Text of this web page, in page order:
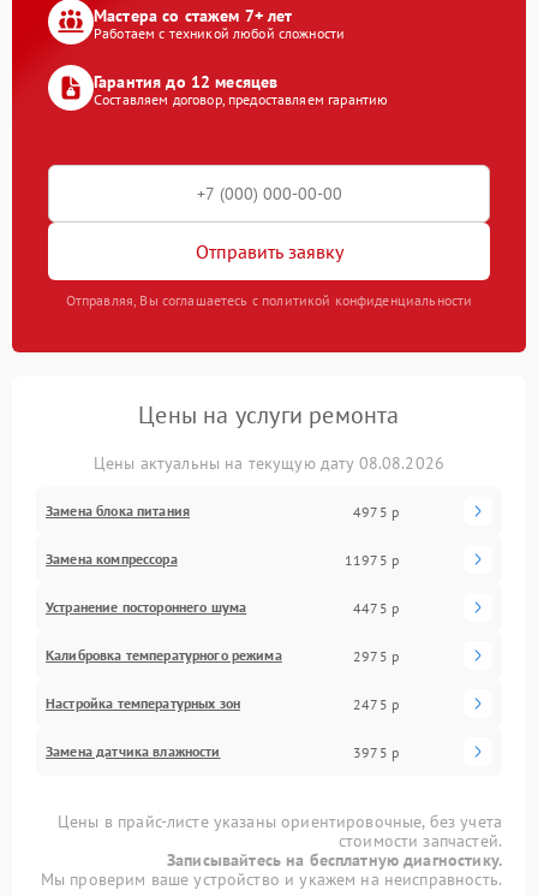
Мастера со стажем 7+ лет
Работаем с техникой любой сложности
Гарантия до 12 месяцев
Составляем договор, предоставляем гарантию
Отправить заявку
Отправляя, Вы соглашаетесь с политикой конфиденциальности
Цены на услуги ремонта
Цены актуальны на текущую дату 08.08.2026
Замена блока питания 4975 р
Замена компрессора 11975 р
Устранение постороннего шума 4475 р
Калибровка температурного режима 2975 р
Настройка температурных зон 2475 р
Замена датчика влажности 3975 р
Цены в прайс-листе указаны ориентировочные, без учета
стоимости запчастей.
Записывайтесь на бесплатную диагностику.
Мы проверим ваше устройство и укажем на неисправность.